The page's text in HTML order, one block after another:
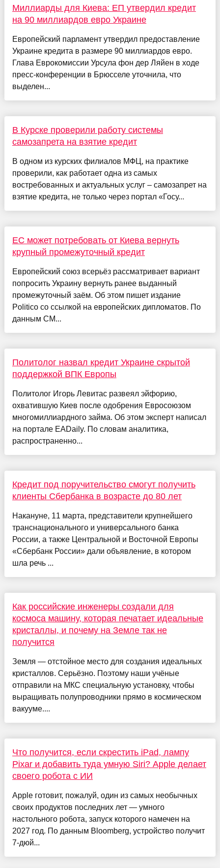
Миллиарды для Киева: ЕП утвердил кредит
на 90 миллиардов евро Украине
Европейский парламент утвердил предоставление
Украине кредита в размере 90 миллиардов евро.
Глава Еврокомиссии Урсула фон дер Ляйен в ходе
пресс-конференции в Брюсселе уточнила, что
выделен...
В Курске проверили работу системы
самозапрета на взятие кредит
В одном из курских филиалов МФЦ, на практике
проверили, как работает одна из самых
востребованных и актуальных услуг – самозапрет на
взятие кредита, не только через портал «Госу...
ЕС может потребовать от Киева вернуть
крупный промежуточный кредит
Европейский союз всерьёз рассматривает вариант
попросить Украину вернуть ранее выданный
промежуточный заём. Об этом пишет издание
Politico со ссылкой на европейских дипломатов. По
данным СМ...
Политолог назвал кредит Украине скрытой
поддержкой ВПК Европы
Политолог Игорь Левитас развеял эйфорию,
охватившую Киев после одобрения Евросоюзом
многомиллиардного займа. Об этом эксперт написал
на портале EADaily. По словам аналитика,
распространенно...
Кредит под поручительство смогут получить
клиенты Сбербанка в возрасте до 80 лет
Накануне, 11 марта, представители крупнейшего
транснационального и универсального банка
России, а также Центральной и Восточной Европы
«Сбербанк России» дали объявление, в котором
шла речь ...
Как российские инженеры создали для
космоса машину, которая печатает идеальные
кристаллы, и почему на Земле так не
получится
Земля — отстойное место для создания идеальных
кристаллов. Серьёзно. Поэтому наши учёные
отправили на МКС специальную установку, чтобы
выращивать полупроводники прямо в космическом
вакууме....
Что получится, если скрестить iPad, лампу
Pixar и добавить туда умную Siri? Apple делает
своего робота с ИИ
Apple готовит, пожалуй, один из самых необычных
своих продуктов последних лет — умного
настольного робота, запуск которого намечен на
2027 год. По данным Bloomberg, устройство получит
7-дюй...